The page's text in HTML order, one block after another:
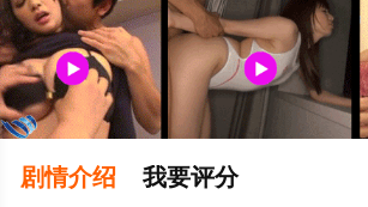
剧情介绍 我要评分